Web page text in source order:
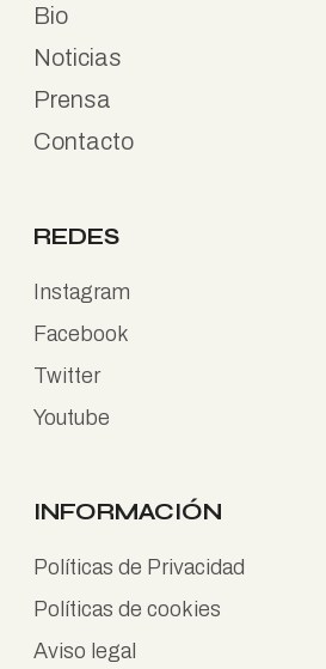
Bio
Noticias
Prensa
Contacto
REDES
Instagram
Facebook
Twitter
Youtube
INFORMACIÓN
Políticas de Privacidad
Políticas de cookies
Aviso legal